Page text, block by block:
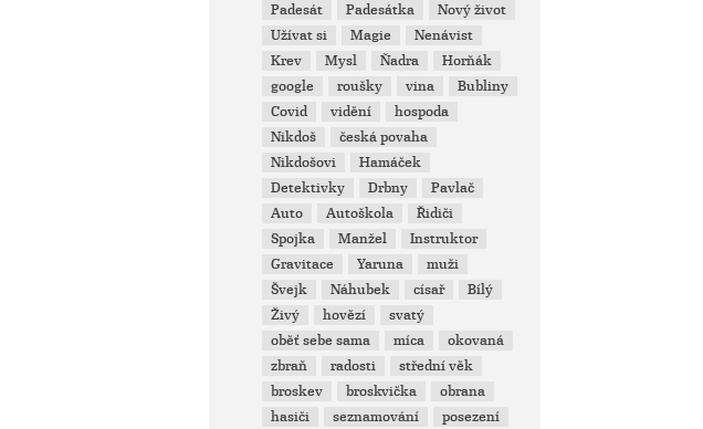
Padesát
Padesátka
Nový život
Užívat si
Magie
Nenávist
Krev
Mysl Ňadra
Horňák
google
roušky vina
Bubliny
Covid
vidění
hospoda
Nikdoš
česká povaha
Nikdošovi
Hamáček
Detektivky
Drbny
Pavlač
Auto
Autoškola
Řidiči
Spojka
Manžel
Instruktor
Gravitace
Yaruna
muži
Švejk
Náhubek císař
Bílý
Živý
hovězí
svatý
oběť sebe sama
míca
okovaná
zbraň
radosti
střední věk
broskev
broskvička
obrana
hasiči
seznamování
posezení